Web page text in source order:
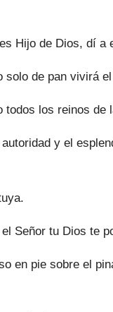
Hijo de Dios, dí a
de pan vivirá
los reinos de
y el
Señor tu Dios te
en pie sobre el